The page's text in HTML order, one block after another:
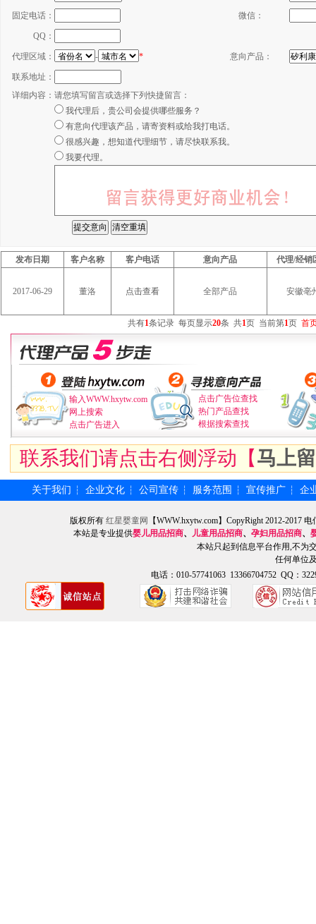
固定电话： 微信：
QQ：
代理区域： - * 意向产品：
联系地址：
详细内容： 请您填写留言或选择下列快捷留言：
我代理后，贵公司会提供哪些服务？
有意向代理该产品，请寄资料或给我打电话。
很感兴趣，想知道代理细节，请尽快联系我。
我要代理。
发布日期 客户名称 客户电话 意向产品 代理/经销
2017-06-29 董洛 点击查看 全部产品 安徽亳
共有1条记录 每页显示20条 共1页 当前第1页 首
输入WWW.hxytw.com
网上搜索
点击广告进入
点击广告位查找
热门产品查找
根据搜索查找
联系我们请点击右侧浮动【马上
关于我们 ┆ 企业文化 ┆ 公司宣传 ┆ 服务范围 ┆ 宣传推广 ┆ 企
版权所有 红星婴童网
【WWW.hxytw.com】CopyRight 2012-2017
本站是专业提供婴儿用品招商、 儿童用品招商、 孕妇用品招商、
本站只起到信息平台作用,不为
任何单位
电话：010-57741063 13366704752 QQ：